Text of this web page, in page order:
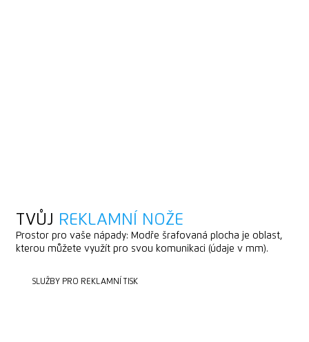
TVŮJ REKLAMNÍ NOŽE
Prostor pro vaše nápady: Modře šrafovaná plocha je oblast,
kterou můžete využít pro svou komunikaci (údaje v mm).
SLUŽBY PRO REKLAMNÍ TISK